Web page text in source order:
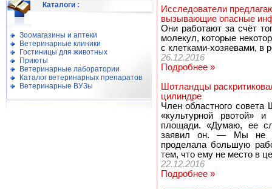
Каталоги :
Зоомагазины и аптеки
Ветеринарные клиники
Гостиницы для животных
Приюты
Ветеринарные лаборатории
Каталог ветеринарных препаратов
Ветеринарные ВУЗы
Исследователи
вызывающие опасные
Они работают за счёт
молекул, которые
с клетками-хозяевами, в
26.12.2016
Подробнее »
Шотландцы
цилиндре
Член областного
«культурной рвотой»
площади. «Думаю, ее
заявил он. — Мы не
проделала большую
тем, что ему не место в
22.12.2016
Подробнее »